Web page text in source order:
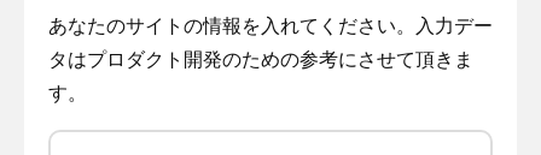
あなたのサイトの情報を入れてください。入力デー
タはプロダクト開発のための参考にさせて頂きま
す。